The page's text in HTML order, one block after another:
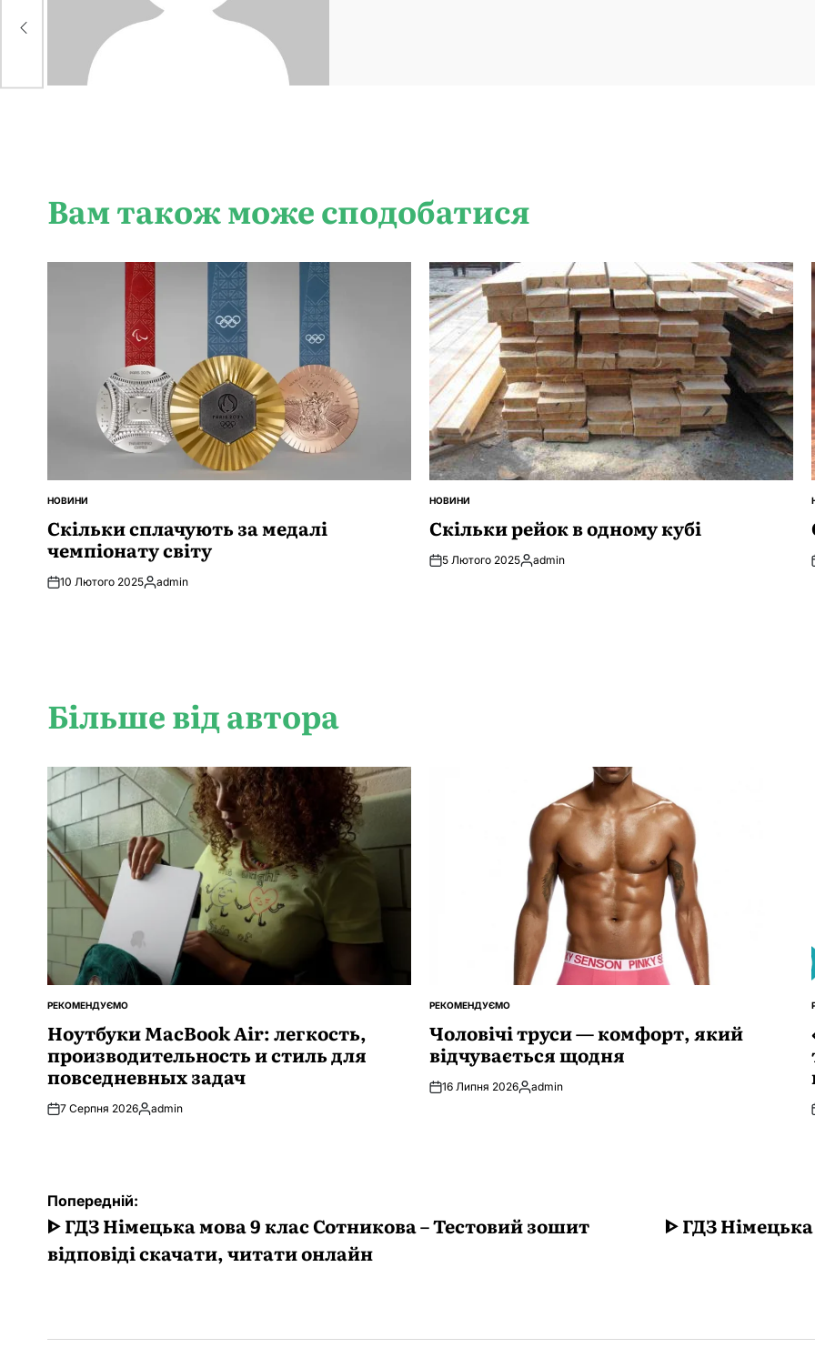
Вам також може сподобатися
ОПУБЛІКУВАТИ
НОВИНИ
Скільки сплачують за медалі
чемпіонату світу
10 Лютого 2025Опубліковано
admin
ОПУБЛІКУВАТИ
НОВИНИ
Скільки рейок в одному кубі
5 Лютого 2025Опубліковано
admin
Більше від автора
ОПУБЛІКУВАТИ
РЕКОМЕНДУЄМО
Ноутбуки MacBook Air: легкость,
производительность и стиль для
повседневных задач
7 Серпня 2026Опубліковано
admin
ОПУБЛІКУВАТИ
РЕКОМЕНДУЄМО
Чоловічі труси — комфорт, який
відчувається щодня
16 Липня 2026Опубліковано
admin
Навігація
записів
Попередній:
ᐈ ГДЗ Німецька мова 9 клас Сотникова – Тестовий зошит
відповіді скачати, читати онлайн
ᐈ ГДЗ Німецька